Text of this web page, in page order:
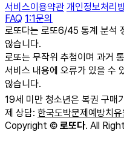
서비스이용약관 개인정보처리
FAQ 1:1문의
로또다는 로또6/45 통계 분석
않습니다.
로또는 무작위 추첨이며 과거
서비스 내용에 오류가 있을 수
않습니다.
19세 미만 청소년은 복권 구매
제 상담: 한국도박문제예방치
Copyright © 로또다. All